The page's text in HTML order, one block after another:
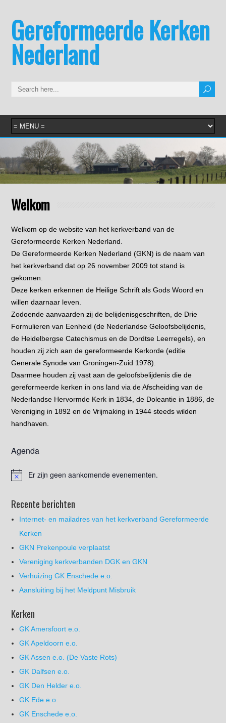
Gereformeerde Kerken
Nederland
Welkom
Welkom op de website van het kerkverband van de
Gereformeerde Kerken Nederland.
De Gereformeerde Kerken Nederland (GKN) is de naam van
het kerkverband dat op 26 november 2009 tot stand is
gekomen.
Deze kerken erkennen de Heilige Schrift als Gods Woord en
willen daarnaar leven.
Zodoende aanvaarden zij de belijdenisgeschriften, de Drie
Formulieren van Eenheid (de Nederlandse Geloofsbelijdenis,
de Heidelbergse Catechismus en de Dordtse Leerregels), en
houden zij zich aan de gereformeerde Kerkorde (editie
Generale Synode van Groningen-Zuid 1978).
Daarmee houden zij vast aan de geloofsbelijdenis die de
gereformeerde kerken in ons land via de Afscheiding van de
Nederlandse Hervormde Kerk in 1834, de Doleantie in 1886, de
Vereniging in 1892 en de Vrijmaking in 1944 steeds wilden
handhaven.
Agenda
Er zijn geen aankomende evenementen.
Recente berichten
Internet- en mailadres van het kerkverband Gereformeerde
Kerken
GKN Prekenpoule verplaatst
Vereniging kerkverbanden DGK en GKN
Verhuizing GK Enschede e.o.
Aansluiting bij het Meldpunt Misbruik
Kerken
GK Amersfoort e.o.
GK Apeldoorn e.o.
GK Assen e.o. (De Vaste Rots)
GK Dalfsen e.o.
GK Den Helder e.o.
GK Ede e.o.
GK Enschede e.o.